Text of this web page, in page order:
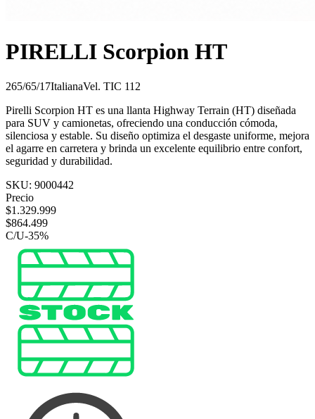
PIRELLI Scorpion HT
265/65/17ItalianaVel. TIC 112
Pirelli Scorpion HT es una llanta Highway Terrain (HT) diseñada
para SUV y camionetas, ofreciendo una conducción cómoda,
silenciosa y estable. Su diseño optimiza el desgaste uniforme, mejora
el agarre en carretera y brinda un excelente equilibrio entre confort,
seguridad y durabilidad.
SKU: 9000442
Precio
$1.329.999
$864.499
C/U-35%